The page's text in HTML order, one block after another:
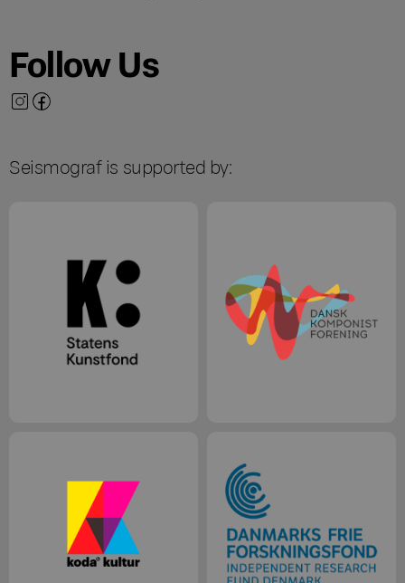
Follow Us
Seismograf is supported by: